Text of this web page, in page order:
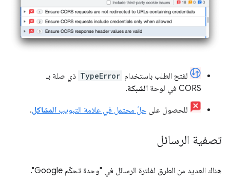
لفتح الطلب باستخدام TypeError ذي صلة بـ
CORS في لوحة
الشبكة.
للحصول على حلّ محتمل في علامة التبويب المشاكل.
تصفية الرسائل
هناك العديد من الطرق لفلترة الرسائل في "وحدة تحكّم Google".